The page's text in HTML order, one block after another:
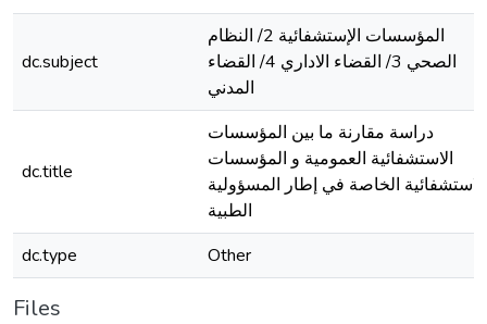
dc.subject
المؤسسات الإستشفائية 2/ النظام
الصحي 3/ القضاء الاداري 4/ القضاء
المدني
dc.title
دراسة مقارنة ما بين المؤسسات
الاستشفائية العمومية و المؤسسات
الاستشفائية الخاصة في إطار المسؤولية
الطبية
dc.type
Other
Files